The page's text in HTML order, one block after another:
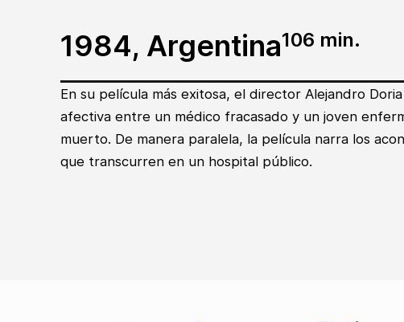
1984, Argentina106 min.
En su película más exitosa, el director Alejandro
afectiva entre un médico fracasado y un joven
muerto. De manera paralela, la película narra los
que transcurren en un hospital público.